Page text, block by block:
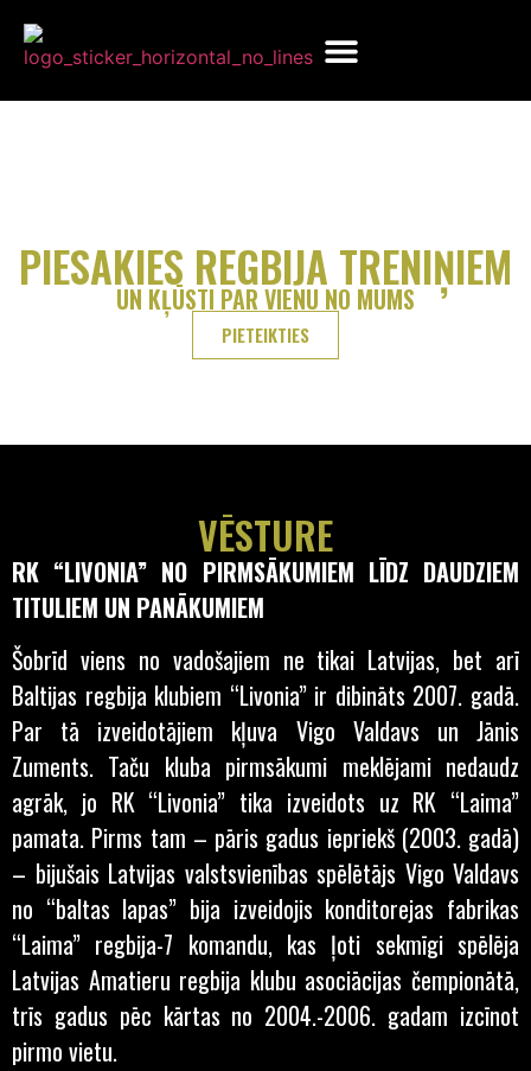
PIESAKIES REGBIJA TRENIŅIEM
UN KĻŪSTI PAR VIENU NO MUMS
PIETEIKTIES
VĒSTURE
RK “LIVONIA” NO PIRMSĀKUMIEM LĪDZ DAUDZIEM
TITULIEM UN PANĀKUMIEM
Šobrīd viens no vadošajiem ne tikai Latvijas, bet arī
Baltijas regbija klubiem “Livonia” ir dibināts 2007. gadā.
Par tā izveidotājiem kļuva Vigo Valdavs un Jānis
Zuments. Taču kluba pirmsākumi meklējami nedaudz
agrāk, jo RK “Livonia” tika izveidots uz RK “Laima”
pamata. Pirms tam – pāris gadus iepriekš (2003. gadā)
– bijušais Latvijas valstsvienības spēlētājs Vigo Valdavs
no “baltas lapas” bija izveidojis konditorejas fabrikas
“Laima” regbija-7 komandu, kas ļoti sekmīgi spēlēja
Latvijas Amatieru regbija klubu asociācijas čempionātā,
trīs gadus pēc kārtas no 2004.-2006. gadam izcīnot
pirmo vietu.